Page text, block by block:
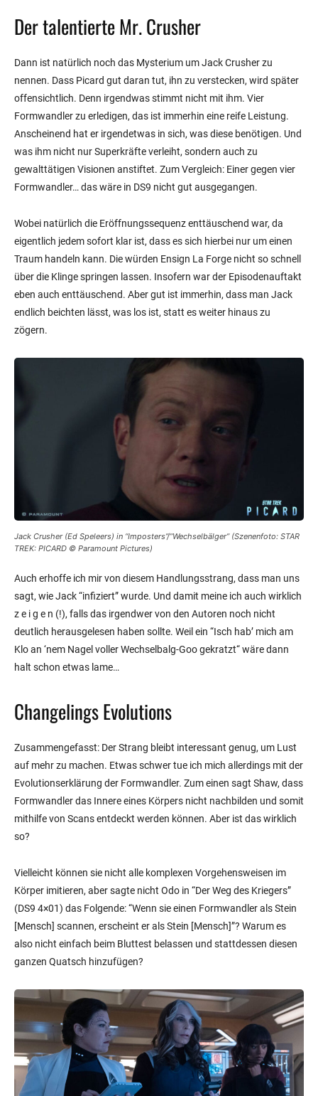
Der talentierte Mr. Crusher
Dann ist natürlich noch das Mysterium um Jack Crusher zu
nennen. Dass Picard gut daran tut, ihn zu verstecken, wird später
offensichtlich. Denn irgendwas stimmt nicht mit ihm. Vier
Formwandler zu erledigen, das ist immerhin eine reife Leistung.
Anscheinend hat er irgendetwas in sich, was diese benötigen. Und
was ihm nicht nur Superkräfte verleiht, sondern auch zu
gewalttätigen Visionen anstiftet. Zum Vergleich: Einer gegen vier
Formwandler… das wäre in DS9 nicht gut ausgegangen.
Wobei natürlich die Eröffnungssequenz enttäuschend war, da
eigentlich jedem sofort klar ist, dass es sich hierbei nur um einen
Traum handeln kann. Die würden Ensign La Forge nicht so schnell
über die Klinge springen lassen. Insofern war der Episodenauftakt
eben auch enttäuschend. Aber gut ist immerhin, dass man Jack
endlich beichten lässt, was los ist, statt es weiter hinaus zu
zögern.
Jack Crusher (Ed Speleers) in “Imposters”/”Wechselbälger” (Szenenfoto: STAR
TREK: PICARD © Paramount Pictures)
Auch erhoffe ich mir von diesem Handlungsstrang, dass man uns
sagt, wie Jack “infiziert” wurde. Und damit meine ich auch wirklich
z e i g e n (!), falls das irgendwer von den Autoren noch nicht
deutlich herausgelesen haben sollte. Weil ein “Isch hab’ mich am
Klo an ‘nem Nagel voller Wechselbalg-Goo gekratzt“ wäre dann
halt schon etwas lame…
Changelings Evolutions
Zusammengefasst: Der Strang bleibt interessant genug, um Lust
auf mehr zu machen. Etwas schwer tue ich mich allerdings mit der
Evolutionserklärung der Formwandler. Zum einen sagt Shaw, dass
Formwandler das Innere eines Körpers nicht nachbilden und somit
mithilfe von Scans entdeckt werden können. Aber ist das wirklich
so?
Vielleicht können sie nicht alle komplexen Vorgehensweisen im
Körper imitieren, aber sagte nicht Odo in “Der Weg des Kriegers”
(DS9 4×01) das Folgende: “Wenn sie einen Formwandler als Stein
[Mensch] scannen, erscheint er als Stein [Mensch]”? Warum es
also nicht einfach beim Bluttest belassen und stattdessen diesen
ganzen Quatsch hinzufügen?